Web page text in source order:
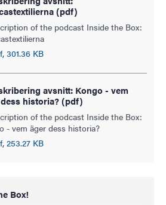
(pdf)
of the podcast Inside the Box:
301.36 KB
avsnitt: Kongo - vem
historia? (pdf)
of the podcast Inside the Box:
- vem äger dess historia?
253.27 KB
Box!